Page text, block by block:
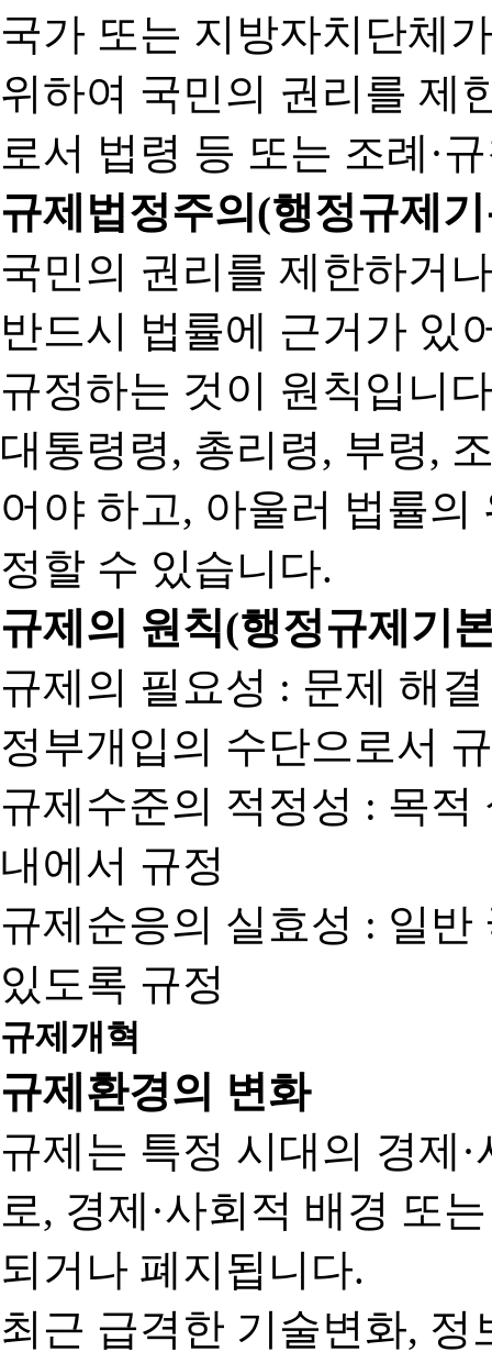
국가 또는 지방자치단체
위하여 국민의 권리를 제
로서 법령 등 또는 조례·
규제법정주의(행정규제
국민의 권리를 제한하거
반드시 법률에 근거가 있
규정하는 것이 원칙입니
대통령령, 총리령, 부령,
어야 하고, 아울러 법률
정할 수 있습니다.
규제의 원칙(행정규제기
규제의 필요성 : 문제 해
정부개입의 수단으로서
규제수준의 적정성 : 목
내에서 규정
규제순응의 실효성 : 일
있도록 규정
규제개혁
규제환경의 변화
규제는 특정 시대의 경제
로, 경제·사회적 배경 또
되거나 폐지됩니다.
최근 급격한 기술변화,